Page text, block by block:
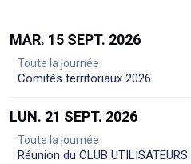
MAR. 15 SEPT. 2026
Toute la journée
Comités territoriaux 2026
LUN. 21 SEPT. 2026
Toute la journée
Réunion du CLUB